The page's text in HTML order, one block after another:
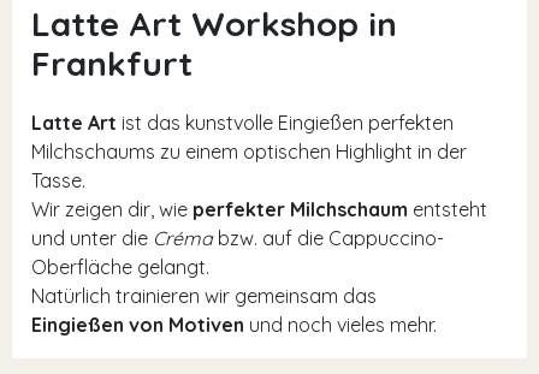
Latte Art Workshop in
Frankfurt
Latte Art ist das kunstvolle Eingießen perfekten
Milchschaums zu einem optischen Highlight in der
Tasse.
Wir zeigen dir, wie perfekter Milchschaum entsteht
und unter die Crémabzw. auf die Cappuccino-
Oberfläche gelangt.
Natürlich trainieren wir gemeinsam das
Eingießen von Motiven und noch vieles mehr.